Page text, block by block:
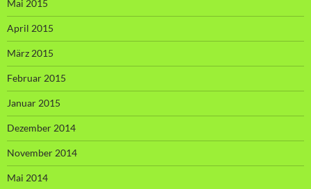
Mai 2015
April 2015
März 2015
Februar 2015
Januar 2015
Dezember 2014
November 2014
Mai 2014